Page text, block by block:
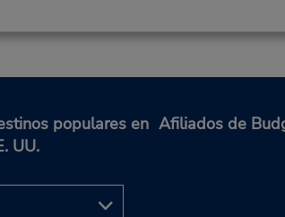
populares en
UU.
Afiliados de